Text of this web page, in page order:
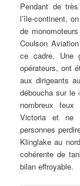
Pendant de
l’île-continent,
de
Coulson
ce cadre. Une
opérateurs, ont
aux dirigeants
déboucha sur le
nombreux
Victoria et ne
personnes
Klinglake au
cohérente de
bilan effroyable.